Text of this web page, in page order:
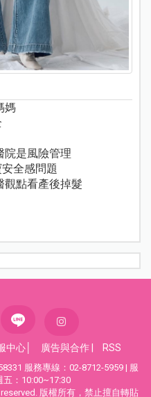
媽
院是風險管理
全感問題
觀點看產後掉髮
中心 廣告與合作 RSS
服務專線：02-8712-5959 | 服
：10:00~17:30
版權所有，禁止擅自轉貼